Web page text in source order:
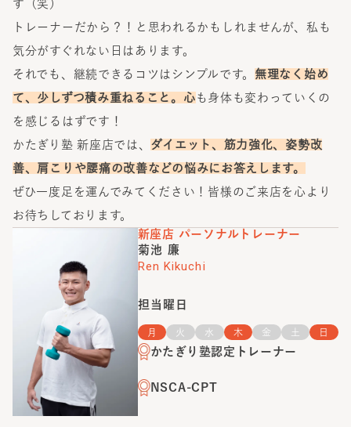
す（笑）
トレーナーだから？！と思われるかもしれませんが、私も
気分がすぐれない日はあります。
それでも、継続できるコツはシンプルです。 無理なく始め
て、少しずつ積み重ねること。心 も身体も変わっていくの
を感じるはずです！
かたぎり塾 新座店では、 ダイエット、筋力強化、姿勢改
善、肩こりや腰痛の改善などの悩みにお答えします。
ぜひ一度足を運んでみてください！皆様のご来店を心より
お待ちしております。
新座店 パーソナルトレーナー
菊池 廉
Ren Kikuchi
担当曜日
月 火 水 木 金 土 日
かたぎり塾認定トレーナー
NSCA-CPT